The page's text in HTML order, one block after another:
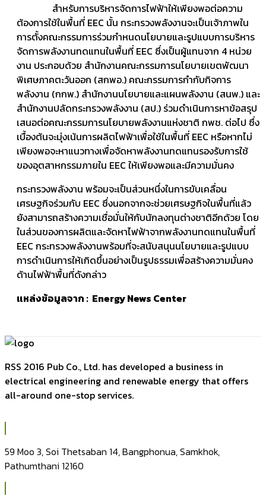
สำหรับการบริหารจัดการไฟฟ้าให้เพียงพอต่อความ
ต้องการใช้ในพื้นที่ EEC นั้น กระทรวงพลังงานจะเป็นเจ้าภาพใน
การตั้งคณะกรรมการร่วมกำหนดนโยบายและรูปแบบการบริหาร
จัดการพลังงานทดแทนในพื้นที่ EEC ซึ่งเป็นผู้แทนจาก 4 หน่วย
งาน ประกอบด้วย สำนักงานคณะกรรมการนโยบายเขตพัฒนา
พิเศษภาคตะวันออก (สกพอ.) คณะกรรมการกำกับกิจการ
พลังงาน (กกพ.) สำนักงานนโยบายและแผนพลังงาน (สนพ.) และ
สำนักงานปลัดกระทรวงพลังงาน (สป.) ร่วมดำเนินการหาข้อสรุป
เสนอต่อคณะกรรมการนโยบายพลังงานแห่งชาติ กพช. ต่อไป ซึ่ง
เบื้องต้นจะมุ่งเน้นการผลิตไฟฟ้าเพื่อใช้ในพื้นที่ EEC หรือหากไม่
เพียงพอจะหาแนวทางเพื่อจัดหาพลังงานทดแทนรองรับการใช้
ของอุตสาหกรรมภายใน EEC ให้เพียงพอและมีความมั่นคง
กระทรวงพลังงาน พร้อมจะเป็นส่วนหนึ่งในการขับเคลื่อน
เศรษฐกิจร่วมกับ EEC ซึ่งนอกจากจะช่วยเศรษฐกิจในพื้นที่แล้ว
ยังสามารถสร้างความเชื่อมั่นให้กับนักลงทุนต่างชาติอีกด้วย โดย
ในส่วนของการผลิตและจัดหาไฟฟ้าจากพลังงานทดแทนในพื้นที่
EEC กระทรวงพลังงานพร้อมที่จะสนับสนุนนโยบายและรูปแบบ
การดำเนินการให้เกิดขึ้นอย่างเป็นรูปธรรมเพื่อสร้างความมั่นคง
ด้านไฟฟ้าพื้นที่ดังกล่าว
แหล่งข้อมูลจาก : Energy News Center
RSS 2016 Pub Co., Ltd. has developed a business in
electrical engineering and renewable energy that offers
all-around one-stop services.
59 Moo 3, Soi Thetsaban 14, Bangphonua, Samkhok,
Pathumthani 12160